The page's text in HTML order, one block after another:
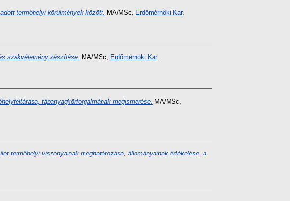
termőhelyi körülmények között. MA/MSc, Erdőmérnöki Kar.
szakvélemény készítése. MA/MSc, Erdőmérnöki Kar.
tápanyagkörforgalmának megismerése. MA/MSc,
termőhelyi viszonyainak meghatározása, állományainak értékelése, a